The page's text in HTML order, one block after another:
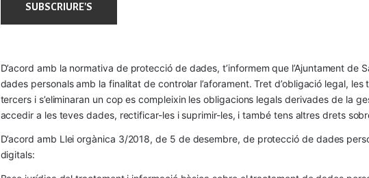
D’acord amb la normativa de protecció de dades, t’informem que l’Ajuntament de
dades personals amb la finalitat de controlar l’aforament. Tret d’obligació legal,
tercers i s’eliminaran un cop es compleixin les obligacions legals derivades de la
accedir a les teves dades, rectificar-les i suprimir-les, i també tens altres drets
D’acord amb Llei orgànica 3/2018, de 5 de desembre, de protecció de dades
digitals: